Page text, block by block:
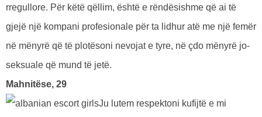
rregullore. Për këtë qëllim, është e rëndësishme që ai të
gjejë një kompani profesionale për ta lidhur atë me një femër
në mënyrë që të plotësoni nevojat e tyre, në çdo mënyrë jo-
seksuale që mund të jetë.
Mahnitëse, 29
Ju lutem respektoni kufijtë e mi